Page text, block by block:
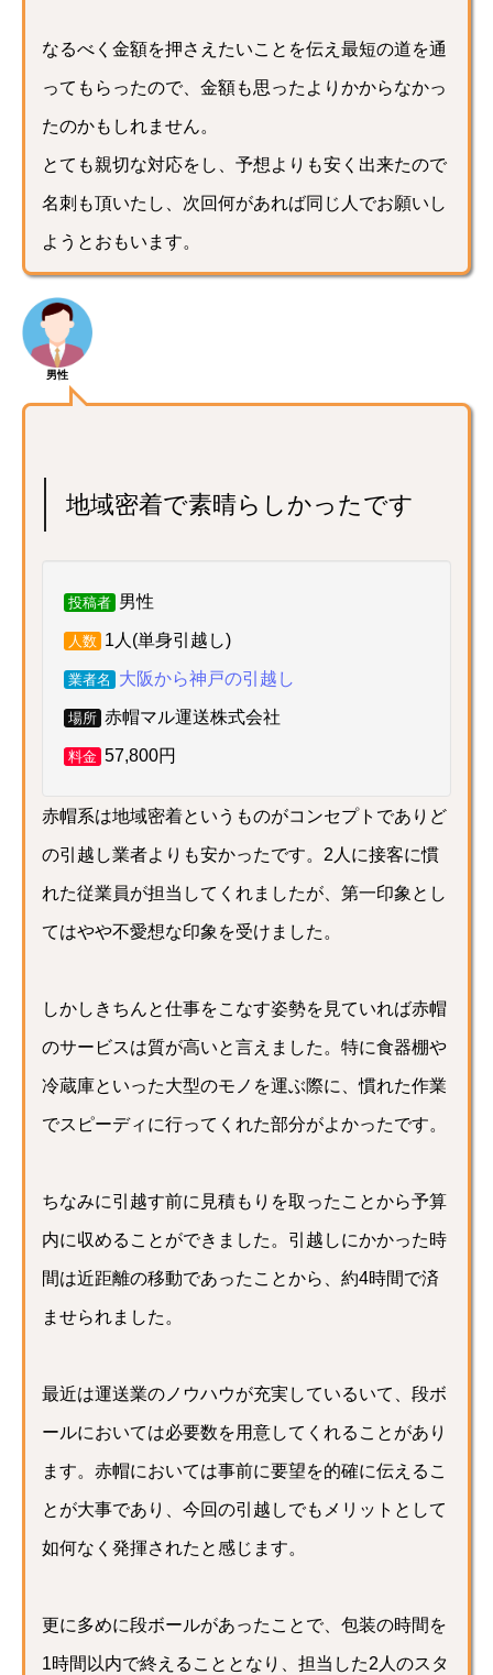
なるべく金額を押さえたいことを伝え最短の道を通
ってもらったので、金額も思ったよりかからなかっ
たのかもしれません。
とても親切な対応をし、予想よりも安く出来たので
名刺も頂いたし、次回何があれば同じ人でお願いし
ようとおもいます。
男性
地域密着で素晴らしかったです
投稿者 男性
人数 1人(単身引越し)
業者名 大阪から神戸の引越し
場所 赤帽マル運送株式会社
料金 57,800円
赤帽系は地域密着というものがコンセプトでありど
の引越し業者よりも安かったです。2人に接客に慣
れた従業員が担当してくれましたが、第一印象とし
てはやや不愛想な印象を受けました。
しかしきちんと仕事をこなす姿勢を見ていれば赤帽
のサービスは質が高いと言えました。特に食器棚や
冷蔵庫といった大型のモノを運ぶ際に、慣れた作業
でスピーディに行ってくれた部分がよかったです。
ちなみに引越す前に見積もりを取ったことから予算
内に収めることができました。引越しにかかった時
間は近距離の移動であったことから、約4時間で済
ませられました。
最近は運送業のノウハウが充実しているいて、段ボ
ールにおいては必要数を用意してくれることがあり
ます。赤帽においては事前に要望を的確に伝えるこ
とが大事であり、今回の引越しでもメリットとして
如何なく発揮されたと感じます。
更に多めに段ボールがあったことで、包装の時間を
1時間以内で終えることとなり、担当した2人のスタ